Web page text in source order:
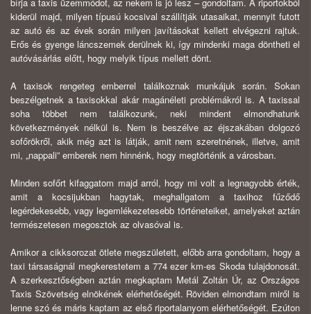
kiderül majd, milyen típusú kocsival szállítják utasaikat, mennyit futott
az autó és az évek során milyen javításokat kellett elvégezni rajtuk.
Erős és gyenge láncszemek derülnek ki, így mindenki maga döntheti el
autóvásárlás előtt, hogy melyik típus mellett dönt.
A taxisok rengeteg emberrel találkoznak munkájuk során. Sokan
beszélgetnek a taxisokkal akár magánéleti problémákról is. A taxissal
soha többet nem találkozunk, neki mindent elmondhatunk
következmények nélkül is. Nem is beszélve az éjszakában dolgozó
sofőrökről, akik még azt is látják, amit nem szeretnének, illetve, amit
mi, „nappali” emberek nem hinnénk, hogy megtörténik a városban.
Minden sofőrt kifaggatom majd arról, hogy mi volt a legnagyobb érték,
amit a kocsijukban hagytak, meghallgatom a taxihoz fűződő
legérdekesebb, vagy legemlékezetesebb történeteiket, amelyeket aztán
természetesen megosztok az olvasóval is.
Amikor a cikksorozat ötlete megszületett, előbb arra gondoltam, hogy a
taxi társaságnál megkerestetem a 774 ezer km-es Skoda tulajdonosát.
A szerkesztőségben aztán megkaptam Metál Zoltán Úr, az Országos
Taxis Szövetség elnökének elérhetőségét. Röviden elmondtam miről is
lenne szó és máris kaptam az első riportalanyom elérhetőségét. Ezúton